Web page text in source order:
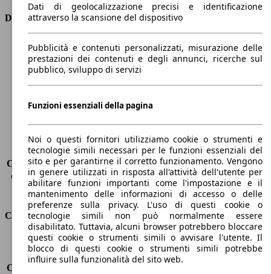
Dimensioni
Lunghezza
4640 mm
Altezza
1430 mm
Larghezza
1860 mm
Passo
2820 mm
Carico massimo
-
Porte
4
Sedili
5
Carico sul tetto
-
Capacità di traino (senza freni) -
Capacità di traino (con freni)
1600 kg
Volume del bagagliaio
480 l
Consumi
Emissioni di CO2*
147 g/km (komb.)
Consumo (urbano)
8.2 l/100km
Consumo (extra-urbano)
Dati di geolocalizzazione precisi e identificazione
attraverso la scansione del dispositivo
Pubblicità e contenuti personalizzati, misurazione delle
prestazioni dei contenuti e degli annunci, ricerche sul
pubblico, sviluppo di servizi
Funzioni essenziali della pagina
Noi o questi fornitori utilizziamo cookie o strumenti e
tecnologie simili necessari per le funzioni essenziali del
sito e per garantirne il corretto funzionamento. Vengono
in genere utilizzati in risposta all'attività dell'utente per
abilitare funzioni importanti come l'impostazione e il
mantenimento delle informazioni di accesso o delle
preferenze sulla privacy. L'uso di questi cookie o
tecnologie simili non può normalmente essere
disabilitato. Tuttavia, alcuni browser potrebbero bloccare
questi cookie o strumenti simili o avvisare l'utente. Il
blocco di questi cookie o strumenti simili potrebbe
influire sulla funzionalità del sito web.